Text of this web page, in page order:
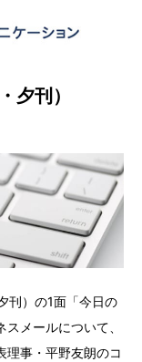
夕刊）
刊）の1面「今日の
メールについて、
理事・平野友朗のコ